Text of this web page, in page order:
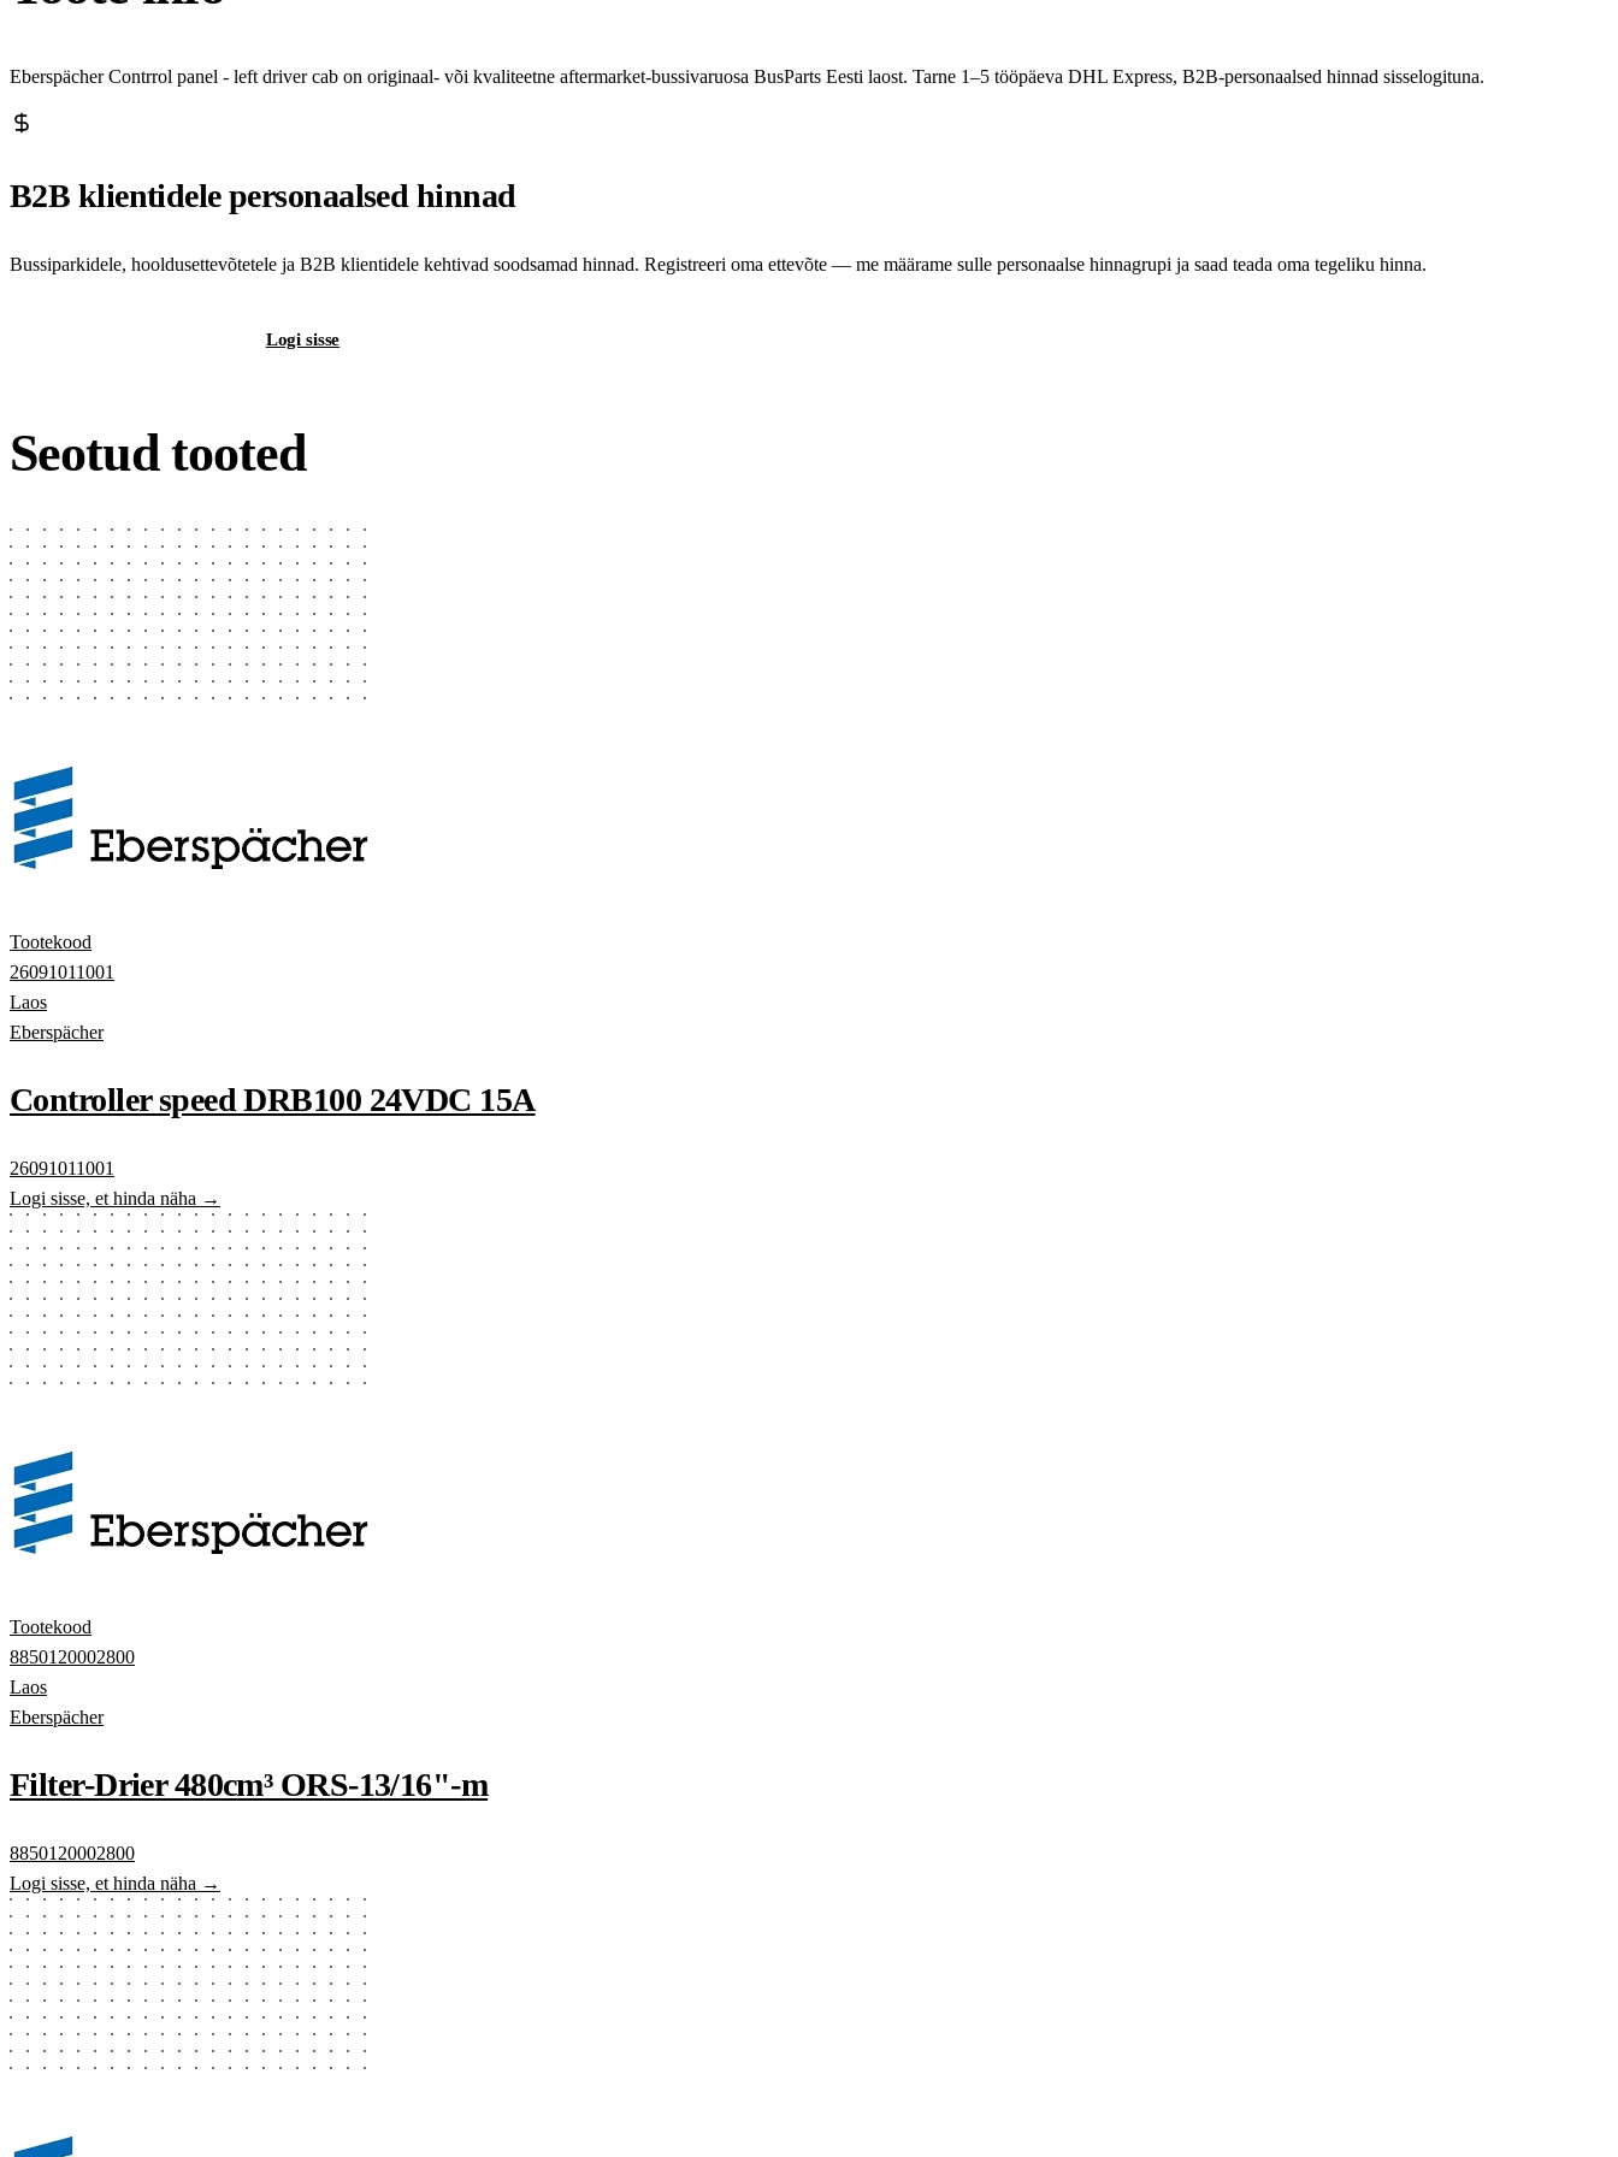
Eberspächer Contrrol panel - left driver cab on originaal- või kvaliteetne aftermarket-bussivaruosa BusParts Eesti laost. Tarne 1–5 tööpäeva DHL Express, B2B-personaalsed hinnad sisselogituna.
B2B klientidele personaalsed hinnad
Bussiparkidele, hooldusettevõtetele ja B2B klientidele kehtivad soodsamad hinnad. Registreeri oma ettevõte — me määrame sulle personaalse hinnagrupi ja saad teada oma tegeliku hinna.
Logi sisse
Seotud tooted
Tootekood
26091011001
Laos
Eberspächer
Controller speed DRB100 24VDC 15A
26091011001
Logi sisse, et hinda näha →
Tootekood
8850120002800
Laos
Eberspächer
Filter-Drier 480cm³ ORS-13/16"-m
8850120002800
Logi sisse, et hinda näha →